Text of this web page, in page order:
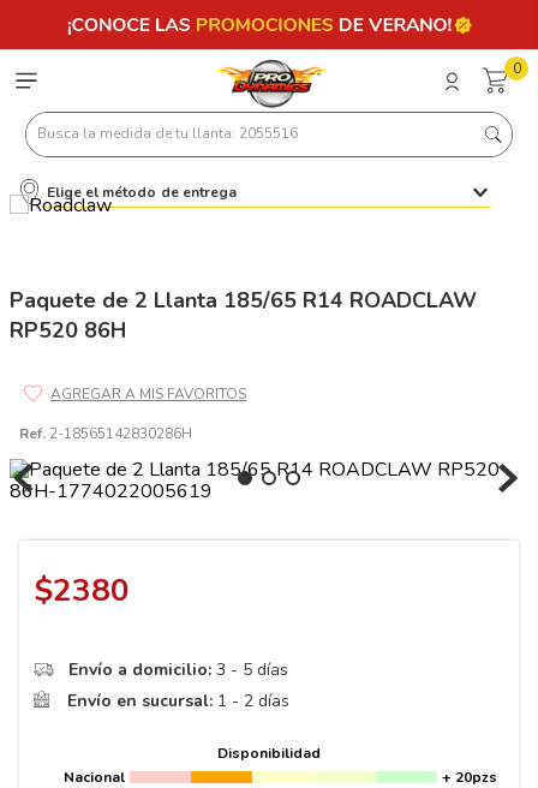
0
Busca la medida de tu llanta: 2055516
Elige el método de entrega
Paquete de 2 Llanta 185/65 R14 ROADCLAW
RP520 86H
Ref. 2-18565142830286H
$2380
Envío a domicilio: 3 - 5 días
Envío en sucursal: 1 - 2 días
Disponibilidad
Nacional
+ 20pzs
Términos más buscados
2